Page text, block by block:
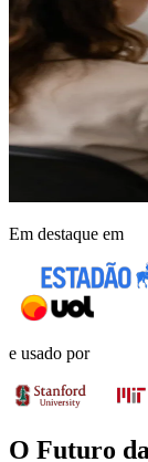
Em destaque em
e usado por
O Futuro